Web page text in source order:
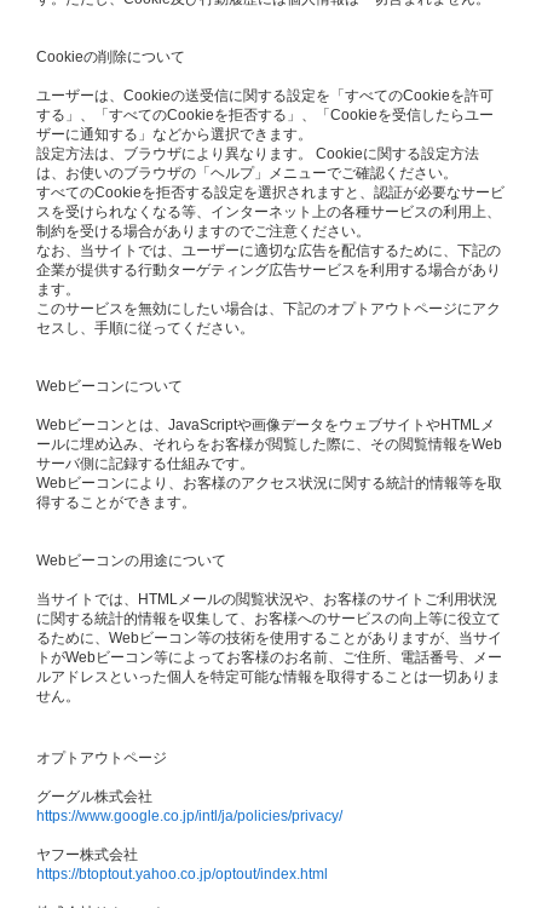
Cookieの削除について
ユーザーは、Cookieの送受信に関する設定を「すべてのCookieを許可
する」、「すべてのCookieを拒否する」、「Cookieを受信したらユー
ザーに通知する」などから選択できます。
設定方法は、ブラウザにより異なります。 Cookieに関する設定方法
は、お使いのブラウザの「ヘルプ」メニューでご確認ください。
すべてのCookieを拒否する設定を選択されますと、認証が必要なサービ
スを受けられなくなる等、インターネット上の各種サービスの利用上、
制約を受ける場合がありますのでご注意ください。
なお、当サイトでは、ユーザーに適切な広告を配信するために、下記の
企業が提供する行動ターゲティング広告サービスを利用する場合があり
ます。
このサービスを無効にしたい場合は、下記のオプトアウトページにアク
セスし、手順に従ってください。
Webビーコンについて
Webビーコンとは、JavaScriptや画像データをウェブサイトやHTMLメ
ールに埋め込み、それらをお客様が閲覧した際に、その閲覧情報をWeb
サーバ側に記録する仕組みです。
Webビーコンにより、お客様のアクセス状況に関する統計的情報等を取
得することができます。
Webビーコンの用途について
当サイトでは、HTMLメールの閲覧状況や、お客様のサイトご利用状況
に関する統計的情報を収集して、お客様へのサービスの向上等に役立て
るために、Webビーコン等の技術を使用することがありますが、当サイ
トがWebビーコン等によってお客様のお名前、ご住所、電話番号、メー
ルアドレスといった個人を特定可能な情報を取得することは一切ありま
せん。
オプトアウトページ
グーグル株式会社
https://www.google.co.jp/intl/ja/policies/privacy/
ヤフー株式会社
https://btoptout.yahoo.co.jp/optout/index.html